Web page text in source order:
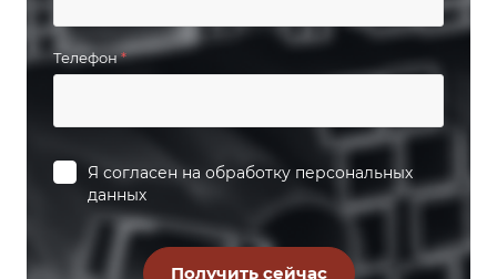
Телефон*
Я согласен на обработку персональных
данных